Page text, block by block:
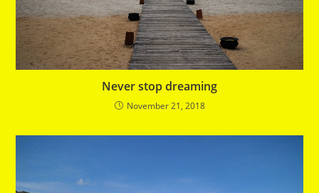
Never stop dreaming
November 21, 2018